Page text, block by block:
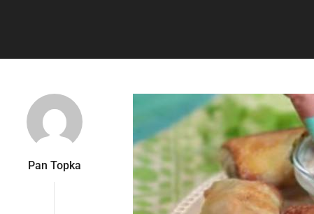
Pan Topka